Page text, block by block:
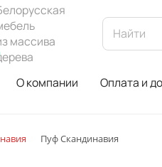
массива
О компании Оплата и
Пуф Скандинавия